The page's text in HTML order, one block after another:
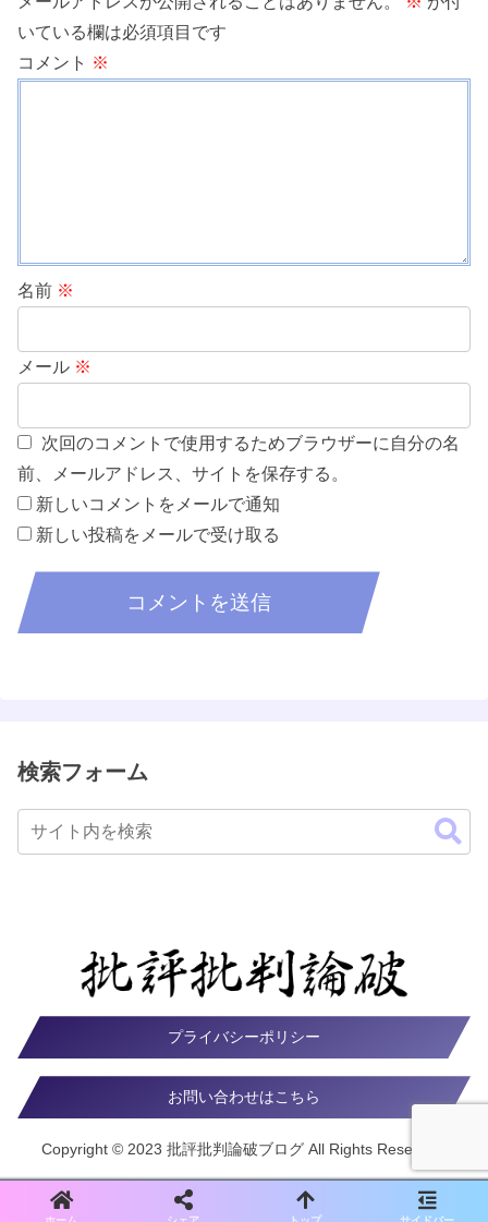
いている欄は必須項目です
コメント ※
名前 ※
メール ※
次回のコメントで使用するためブラウザーに自分の名
前、メールアドレス、サイトを保存する。
新しいコメントをメールで通知
新しい投稿をメールで受け取る
検索フォーム
プライバシーポリシー
お問い合わせはこちら
Copyright © 2023 批評批判論破ブログ All Rights Reserved.